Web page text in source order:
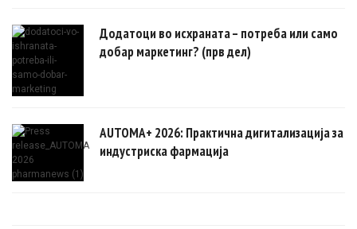
Додатоци во исхраната – потреба или само
добар маркетинг? (прв дел)
AUTOMA+ 2026: Практична дигитализација за
индустриска фармација